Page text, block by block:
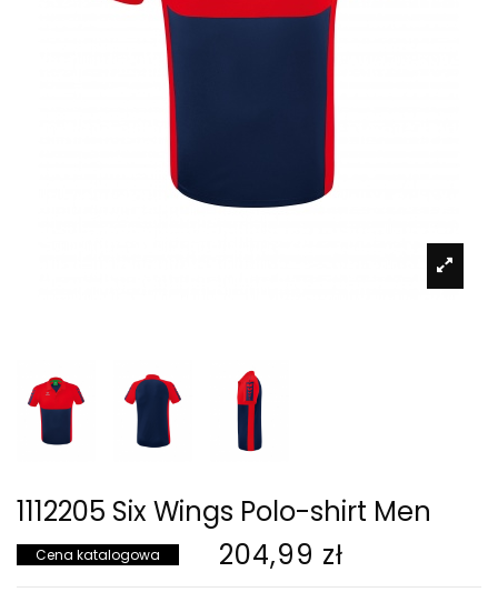
1112205 Six Wings Polo-shirt Men
Cena katalogowa 204,99 zł